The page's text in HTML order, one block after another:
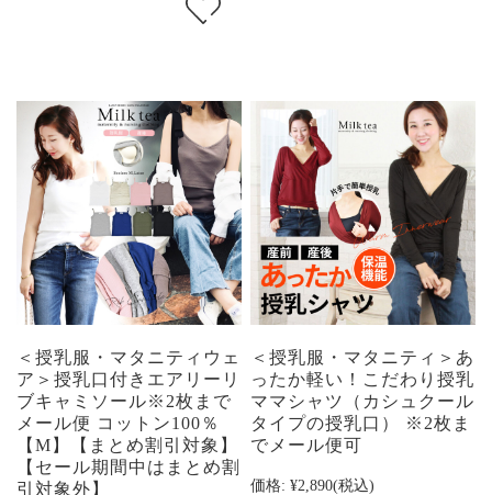
＜授乳服・マタニティウェ
ア＞授乳口付きエアリーリ
ブキャミソール※2枚まで
メール便 コットン100％
【M】【まとめ割引対象】
【セール期間中はまとめ割
引対象外】
＜授乳服・マタニティ＞あ
ったか軽い！こだわり授乳
ママシャツ（カシュクール
タイプの授乳口） ※2枚ま
でメール便可
価格: ¥2,890(税込)